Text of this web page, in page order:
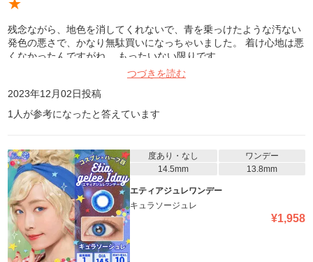
★
残念ながら、地色を消してくれないで、青を乗っけたような汚ない
発色の悪さで、かなり無駄買いになっちゃいました。 着け心地は悪
くなかったんですがね… もったいない限りです。
つづきを読む
2023年12月02日投稿
1 人が参考になったと答えています
度あり・なし
ワンデー
14.5mm
13.8mm
エティアジュレワンデー
キュラソージュレ
¥1,958